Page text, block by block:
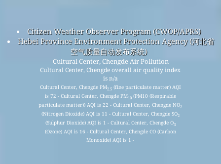
Citizen Weather Observer Program (CWOP/APRS)
Hebei Province Environment Protection Agency (河北省
空气质量自动发布系统)
Cultural Center, Chengde Air Pollution
Cultural Center, Chengde overall air quality index
is n/a
Cultural Center, Chengde PM2.5(fine particulate matter) AQI
is 72 - Cultural Center, Chengde PM10(PM10 (Respirable
particulate matter)) AQI is 22 - Cultural Center, Chengde NO2
(Nitrogen Dioxide) AQI is 11 - Cultural Center, Chengde SO2
(Sulphur Dioxide) AQI is 1 - Cultural Center, Chengde O3
(Ozone) AQI is 16 - Cultural Center, Chengde CO (Carbon
Monoxide) AQI is 1 -